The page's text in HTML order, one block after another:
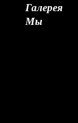
Галерея
Мы